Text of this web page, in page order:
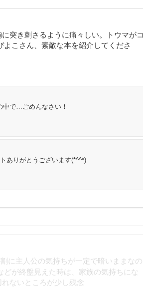
突き刺さるように痛々しい。トウマがコ
こさん、素敵な本を紹介してくださ
中で…ごめんなさい！
ありがとうございます(*^^*)
に主人公の気持ちが一定で暗いままなの
が終盤見えた時は、家族の気持ちにな
ないところが少し残念